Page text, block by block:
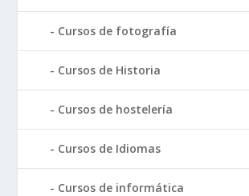
Cursos de fotografía
Cursos de Historia
Cursos de hostelería
Cursos de Idiomas
Cursos de informática